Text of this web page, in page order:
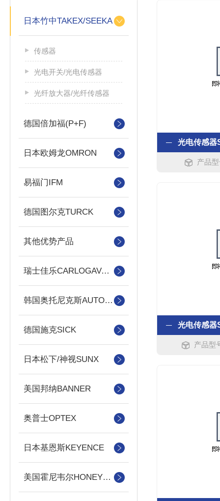
日本竹中TAKEX/SEEKA
传感器
光电开关/光电传感器
光纤放大器/光纤传感器
德国倍加福(P+F)
日本欧姆龙OMRON
易福门IFM
德国图尔克TURCK
其他优势产品
瑞士佳乐CARLOGAVAAZZL
韩国奥托尼克斯AUTONICS
德国施克SICK
日本松下/神视SUNX
美国邦纳BANNER
奥普士OPTEX
日本基恩斯KEYENCE
美国霍尼韦尔HONEYWELL
产品
产品型